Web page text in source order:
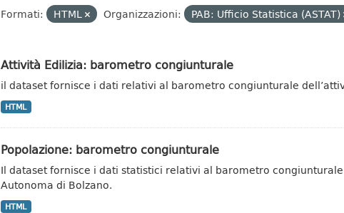
Formati: HTML Organizzazioni: PAB: Ufficio Statistica (ASTAT)
Attività Edilizia: barometro congiunturale
il dataset fornisce i dati relativi al barometro congiunturale
HTML
Popolazione: barometro congiunturale
Il dataset fornisce i dati statistici relativi al barometro
Autonoma di Bolzano.
HTML